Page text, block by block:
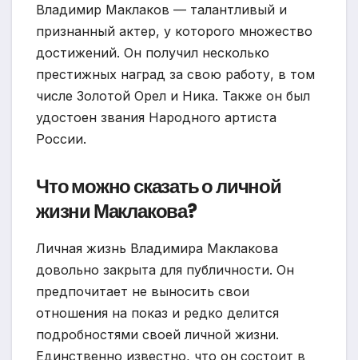
Владимир Маклаков — талантливый и
признанный актер, у которого множество
достижений. Он получил несколько
престижных наград за свою работу, в том
числе Золотой Орел и Ника. Также он был
удостоен звания Народного артиста
России.
Что можно сказать о личной
жизни Маклакова?
Личная жизнь Владимира Маклакова
довольно закрыта для публичности. Он
предпочитает не выносить свои
отношения на показ и редко делится
подробностями своей личной жизни.
Единственно известно, что он состоит в